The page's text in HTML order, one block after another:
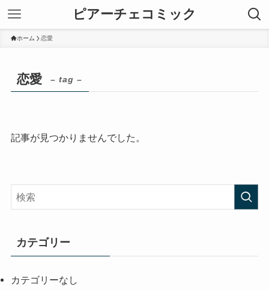
ピアーチェコミック
ホーム 恋愛
恋愛 – tag –
記事が見つかりませんでした。
カテゴリー
カテゴリーなし